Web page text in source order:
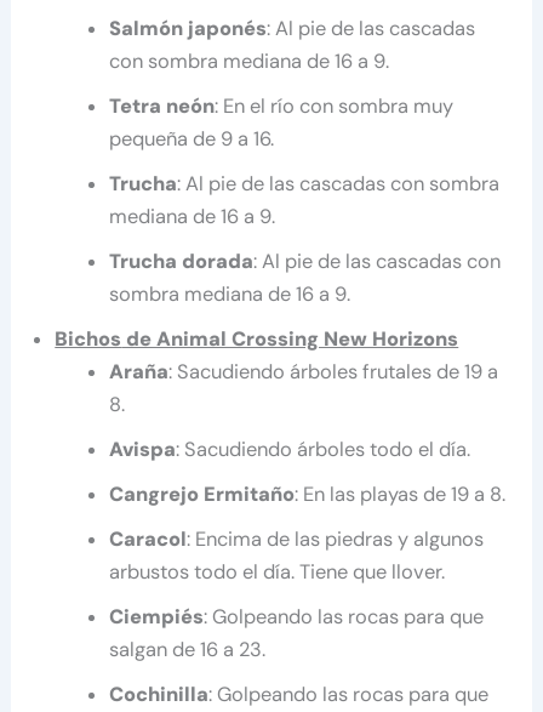
Salmón japonés: Al pie de las cascadas
con sombra mediana de 16 a 9.
Tetra neón: En el río con sombra muy
pequeña de 9 a 16.
Trucha: Al pie de las cascadas con sombra
mediana de 16 a 9.
Trucha dorada: Al pie de las cascadas con
sombra mediana de 16 a 9.
Bichos de Animal Crossing New Horizons
Araña: Sacudiendo árboles frutales de 19 a
8.
Avispa: Sacudiendo árboles todo el día.
Cangrejo Ermitaño: En las playas de 19 a 8.
Caracol: Encima de las piedras y algunos
arbustos todo el día. Tiene que llover.
Ciempiés: Golpeando las rocas para que
salgan de 16 a 23.
Cochinilla: Golpeando las rocas para que